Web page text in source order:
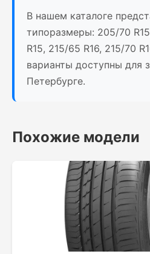
В нашем каталоге
типоразмеры: 205/70
R15, 215/65 R16, 215/70
варианты доступны для
Петербурге.
Похожие модели